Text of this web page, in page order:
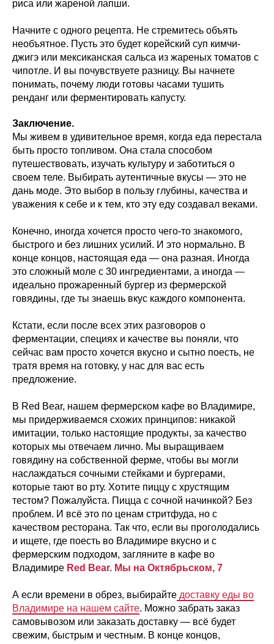
риса или жареной лапши.
Начните с одного рецепта. Не стремитесь объять
необъятное. Пусть это будет корейский суп кимчи-
джигэ или мексиканская сальса из жареных томатов с
чипотле. И вы почувствуете разницу. Вы начнете
понимать, почему люди готовы часами тушить
ренданг или ферментировать капусту.
Заключение.
Мы живем в удивительное время, когда еда перестала
быть просто топливом. Она стала способом
путешествовать, изучать культуру и заботиться о
своем теле. Выбирать аутентичные вкусы — это не
дань моде. Это выбор в пользу глубины, качества и
уважения к себе и к тем, кто эту еду создавал веками.
Конечно, иногда хочется просто чего-то знакомого,
быстрого и без лишних усилий. И это нормально. В
конце концов, настоящая еда — она разная. Иногда
это сложный моле с 30 ингредиентами, а иногда —
идеально прожаренный бургер из фермерской
говядины, где ты знаешь вкус каждого компонента.
Кстати, если после всех этих разговоров о
ферментации, специях и качестве вы поняли, что
сейчас вам просто хочется вкусно и сытно поесть, не
тратя время на готовку, у нас для вас есть
предложение.
В Red Bear, нашем фермерском кафе во Владимире,
мы придерживаемся схожих принципов: никакой
имитации, только настоящие продукты, за качество
которых мы отвечаем лично. Мы выращиваем
говядину на собственной ферме, чтобы вы могли
наслаждаться сочными стейками и бургерами,
которые тают во рту. Хотите пиццу с хрустящим
тестом? Пожалуйста. Пицца с сочной начинкой? Без
проблем. И всё это по ценам стритфуда, но с
качеством ресторана. Так что, если вы проголодались
и ищете, где поесть во Владимире вкусно и с
фермерским подходом, загляните в кафе во
Владимире Red Bear. Мы на Октябрьском, 7
А если времени в обрез, выбирайте доставку еды во
Владимире на нашем сайте. Можно забрать заказ
самовывозом или заказать доставку — всё будет
свежим, быстрым и честным. В конце концов,